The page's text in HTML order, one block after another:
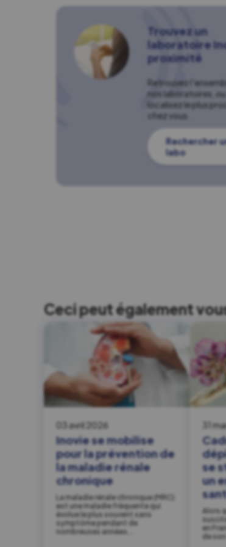
Trouvez un
laboratoire
proximité
Retrouvez
nos laboratoires, ou
localisez le plus
chez vous.
Rechercher
labo
Ceci peut également
03 avril 2026
Inovie se mobilise
pour la prévention de
la maladie rénale
chronique
La maladie rénale chronique (MRC)
est une maladie fréquente qui
évolue le plus souvent sans
symptôme pendant de
nombreuses années….
31
se
un
Alors
en
de